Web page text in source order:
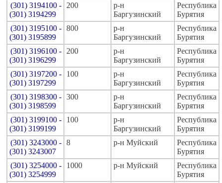
(301) 3194100 -
(301) 3194299
200
р-н
Баргузинский
Республика
Бурятия
(301) 3195100 -
(301) 3195899
800
р-н
Баргузинский
Республика
Бурятия
(301) 3196100 -
(301) 3196299
200
р-н
Баргузинский
Республика
Бурятия
(301) 3197200 -
(301) 3197299
100
р-н
Баргузинский
Республика
Бурятия
(301) 3198300 -
(301) 3198599
300
р-н
Баргузинский
Республика
Бурятия
(301) 3199100 -
(301) 3199199
100
р-н
Баргузинский
Республика
Бурятия
(301) 3243000 -
(301) 3243007
8 р-н Муйский
Республика
Бурятия
(301) 3254000 -
(301) 3254999
1000 р-н Муйский
Республика
Бурятия